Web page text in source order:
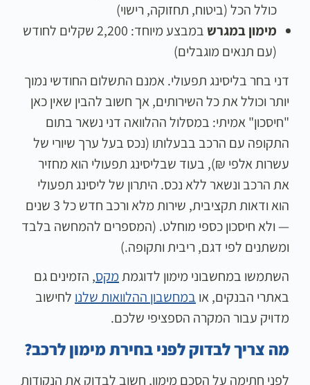
כולל הכל (ביטוח, תחזוקה, רישוי)
מימון במגרש
במבצע מיוחד: 2,200 שקלים לחודש
(עם תנאים מוגבלים)
דני בחר בליסינג תפעולי. אמנם התשלום החודשי נמוך
יותר וכולל את כל השירותים, אך חשוב להבין שאין כאן
"חיסכון" אמיתי: במסלול ההלוואה דני נשאר בתום
התקופה עם הרכב בבעלותו (נכס בעל ערך שיורי של
עשרות אלפי ₪), בעוד שבליסינג תפעולי הוא מחזיר
את הרכב ונשאר ללא נכס. היתרון של ליסינג תפעולי
הוא ודאות תקציבית, שירות מלא ורכב חדש כל 3 שנים
— ולא חיסכון כספי מוחלט. (המספרים להמחשה בלבד
ומשתנים לפי דגם, ריבית ותקופה.)
השתמשו במחשבוני מימון לדוגמתמקס, הזמינים גם
באתרי הבנקים, או במחשבון ההלוואות שלנו לחישוב
מדויק עבור המקרה הספציפי שלכם.
מה צריך לבדוק לפני בחירת מימון לרכב?
לפני חתימה על הסכם מימון, חשוב לבדוק את הנקודות